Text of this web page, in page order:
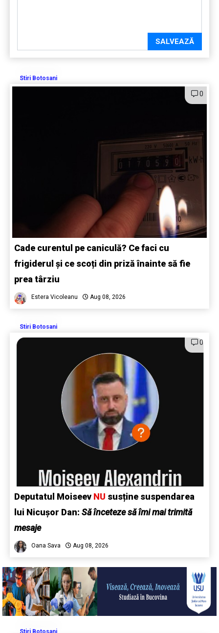
SALVEAZĂ
Stiri Botosani
0
Cade curentul pe caniculă? Ce faci cu
frigiderul și ce scoți din priză înainte să fie
prea târziu
Estera Vicoleanu Aug 08, 2026
Stiri Botosani
0
Deputatul Moiseev NU susține suspendarea
lui Nicușor Dan: Să înceteze să îmi mai trimită
mesaje
Oana Sava Aug 08, 2026